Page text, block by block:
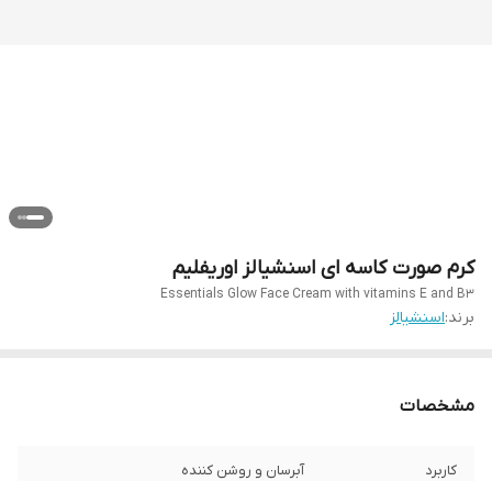
کرم صورت کاسه ای اسنشیالز اوریفلیم
Essentials Glow Face Cream with vitamins E and B3
برند:اسنشیالز
مشخصات
کاربرد آبرسان و روشن کننده